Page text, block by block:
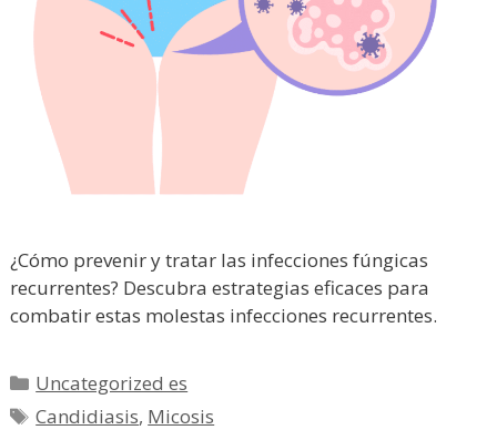
¿Cómo prevenir y tratar las infecciones fúngicas
recurrentes? Descubra estrategias eficaces para
combatir estas molestas infecciones recurrentes.
Categorías
Uncategorized es
Etiquetas
Candidiasis, Micosis